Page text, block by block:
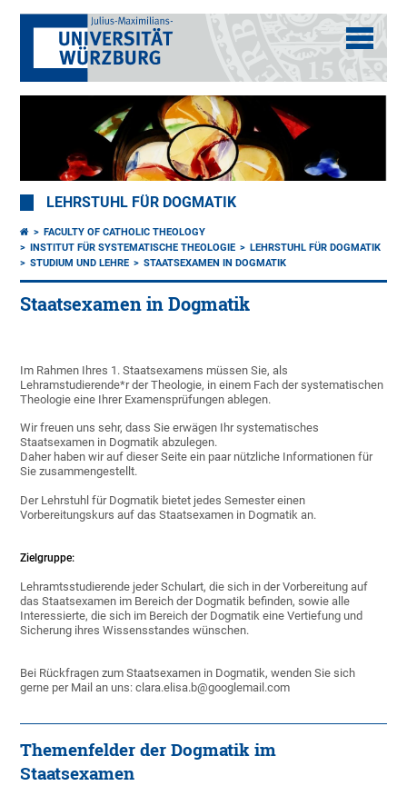
LEHRSTUHL FÜR DOGMATIK
FACULTY OF CATHOLIC THEOLOGY
INSTITUT FÜR SYSTEMATISCHE THEOLOGIE
LEHRSTUHL FÜR DOGMATIK
STUDIUM UND LEHRE
STAATSEXAMEN IN DOGMATIK
Staatsexamen in Dogmatik
Im Rahmen Ihres 1. Staatsexamens müssen Sie, als
Lehramstudierende*r der Theologie, in einem Fach der systematischen
Theologie eine Ihrer Examensprüfungen ablegen.
Wir freuen uns sehr, dass Sie erwägen Ihr systematisches
Staatsexamen in Dogmatik abzulegen.
Daher haben wir auf dieser Seite ein paar nützliche Informationen für
Sie zusammengestellt.
Der Lehrstuhl für Dogmatik bietet jedes Semester einen
Vorbereitungskurs auf das Staatsexamen in Dogmatik an.
Zielgruppe:
Lehramtsstudierende jeder Schulart, die sich in der Vorbereitung auf
das Staatsexamen im Bereich der Dogmatik befinden, sowie alle
Interessierte, die sich im Bereich der Dogmatik eine Vertiefung und
Sicherung ihres Wissensstandes wünschen.
Bei Rückfragen zum Staatsexamen in Dogmatik, wenden Sie sich
gerne per Mail an uns: clara.elisa.b@googlemail.com
Themenfelder der Dogmatik im
Staatsexamen